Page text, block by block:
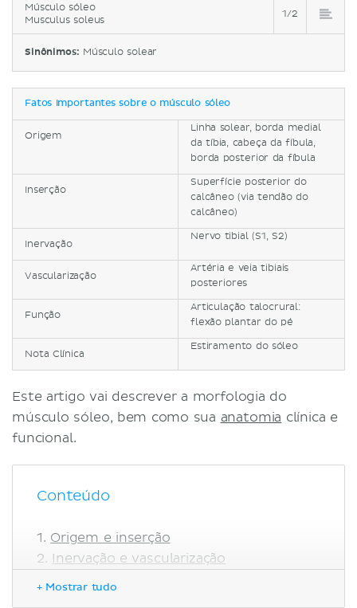
Músculo sóleo
Musculus soleus
1/2
Sinônimos: Músculo solear
Fatos importantes sobre o músculo sóleo
Origem
Linha solear, borda medial
da tíbia, cabeça da fíbula,
borda posterior da fíbula
Inserção
Superfície posterior do
calcâneo (via tendão do
calcâneo)
Inervação
Nervo tibial (S1, S2)
Vascularização
Artéria e veia tibiais
posteriores
Função
Articulação talocrural:
flexão plantar do pé
Nota Clínica
Estiramento do sóleo
Este artigo vai descrever a morfologia do
músculo sóleo, bem como sua anatomia clínica e
funcional.
Conteúdo
Origem e inserção
Inervação e vascularização
+ Mostrar tudo